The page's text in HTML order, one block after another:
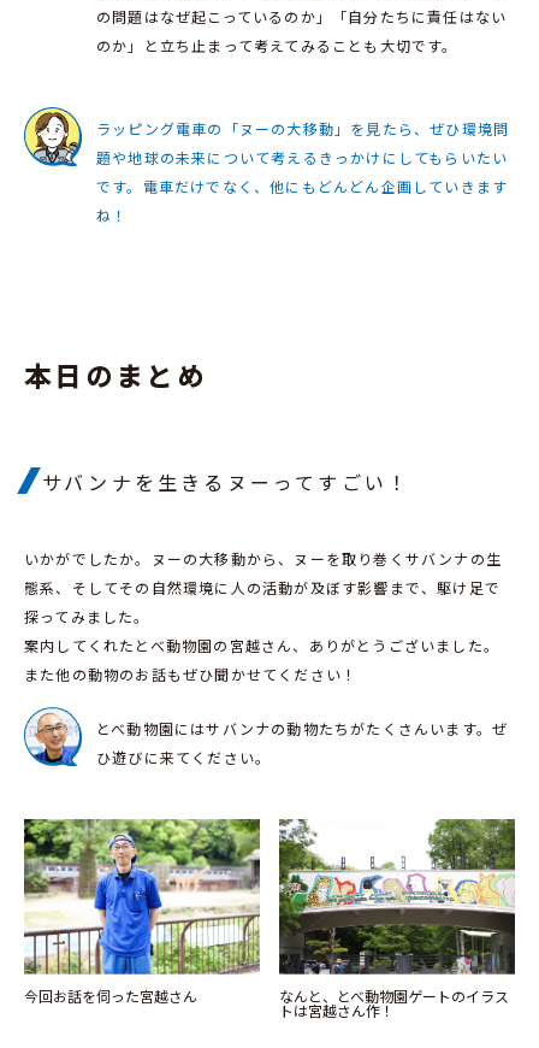
の問題はなぜ起こっているのか」「自分たちに責任はない
のか」と立ち止まって考えてみることも大切です。
ラッピング電車の「ヌーの大移動」を見たら、ぜひ環境問
題や地球の未来について考えるきっかけにしてもらいたい
です。電車だけでなく、他にもどんどん企画していきます
ね！
本日のまとめ
サバンナを生きるヌーってすごい！
いかがでしたか。ヌーの大移動から、ヌーを取り巻くサバンナの生
態系、そしてその自然環境に人の活動が及ぼす影響まで、駆け足で
探ってみました。
案内してくれたとべ動物園の宮越さん、ありがとうございました。
また他の動物のお話もぜひ聞かせてください！
とべ動物園にはサバンナの動物たちがたくさんいます。ぜ
ひ遊びに来てください。
今回お話を伺った宮越さん なんと、とべ動物園ゲートのイラス
トは宮越さん作！